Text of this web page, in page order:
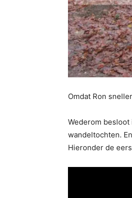
Omdat Ron
Wederom
wandeltochten.
Hieronder de